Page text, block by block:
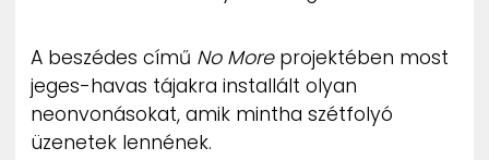
A beszédes című No Moreprojektében most
jeges-havas tájakra installált olyan
neonvonásokat, amik mintha szétfolyó
üzenetek lennének.